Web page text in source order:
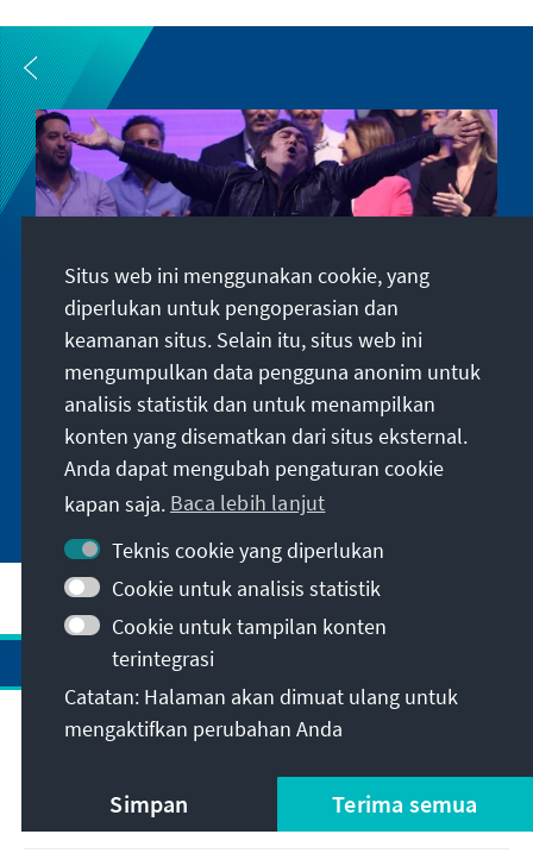
Javier Milei triumphiert bei Zwischenwahlen in
Argentinien
Alamat
Situs web ini menggunakan cookie, yang
diperlukan untuk pengoperasian dan
keamanan situs. Selain itu, situs web ini
mengumpulkan data pengguna anonim untuk
analisis statistik dan untuk menampilkan
konten yang disematkan dari situs eksternal.
Anda dapat mengubah pengaturan cookie
kapan saja. Baca lebih lanjut
Teknis cookie yang diperlukan
Cookie untuk analisis statistik
Cookie untuk tampilan konten
terintegrasi
Catatan: Halaman akan dimuat ulang untuk
mengaktifkan perubahan Anda
Simpan Terima semua